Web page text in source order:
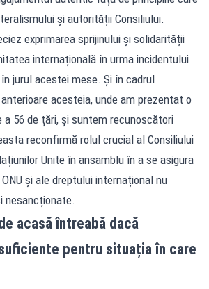
și autorității Consiliului.
exprimarea sprijinului și solidarității
internațională în urma incidentului
jurul acestei mese. Și în cadrul
acesteia, unde am prezentat o
a 56 de țări, și suntem recunoscători
reconfirmă rolul crucial al Consiliului
Unite în ansamblu în a se asigura
și ale dreptului internațional nu
nesancționate.
acasă întreabă dacă
pentru situația în care